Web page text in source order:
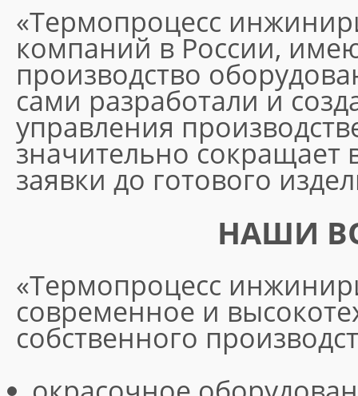
«Термопроцесс
компаний в России,
производство
сами разработали и
управления
значительно сокращает
заявки до готового
НАШИ
«Термопроцесс
современное и
собственного